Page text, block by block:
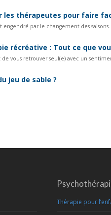
les thérapeutes pour faire
engendré par le changement des
récréative : Tout ce que
vous retrouver seul(e) avec un
jeu de sable ?
Thérapie pour